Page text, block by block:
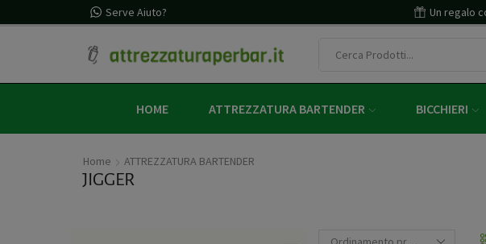
Serve Aiuto?
con un ordine minimo di 60€ (iva inclusa) Un regalo
HOME ATTREZZATURA BARTENDER BICCHIERI
Home ATTREZZATURA BARTENDER
JIGGER